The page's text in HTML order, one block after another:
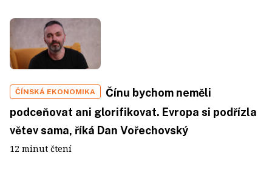
ČÍNSKÁ EKONOMIKA
Čínu bychom neměli
podceňovat ani glorifikovat. Evropa si podřízla
větev sama, říká Dan Vořechovský
12 minut čtení